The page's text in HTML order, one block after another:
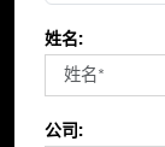
姓名:
公司: